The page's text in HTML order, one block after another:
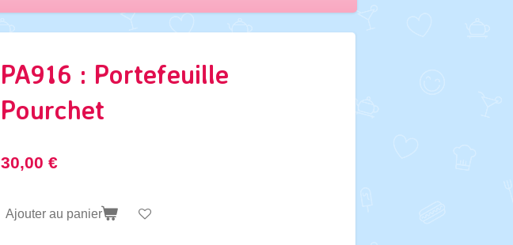
PA916 : Portefeuille
Pourchet
30,00 €
Ajouter au panier